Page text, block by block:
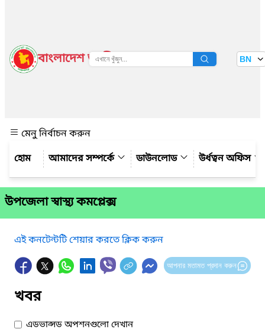
বাংলাদেশ জাতীয় তথ্য বাতায়ন BN
মেনু নির্বাচন করুন
আমাদের সম্পর্কে
ডাউনলোড উর্ধত্বন অফিস
উপজেলা স্বাস্থ্য কমপ্লেক্স
এই কনটেন্টটি শেয়ার করতে ক্লিক করুন
আপনার মতামত প্রদান করুন
খবর
এডভান্সড অপশনগুলো দেখান